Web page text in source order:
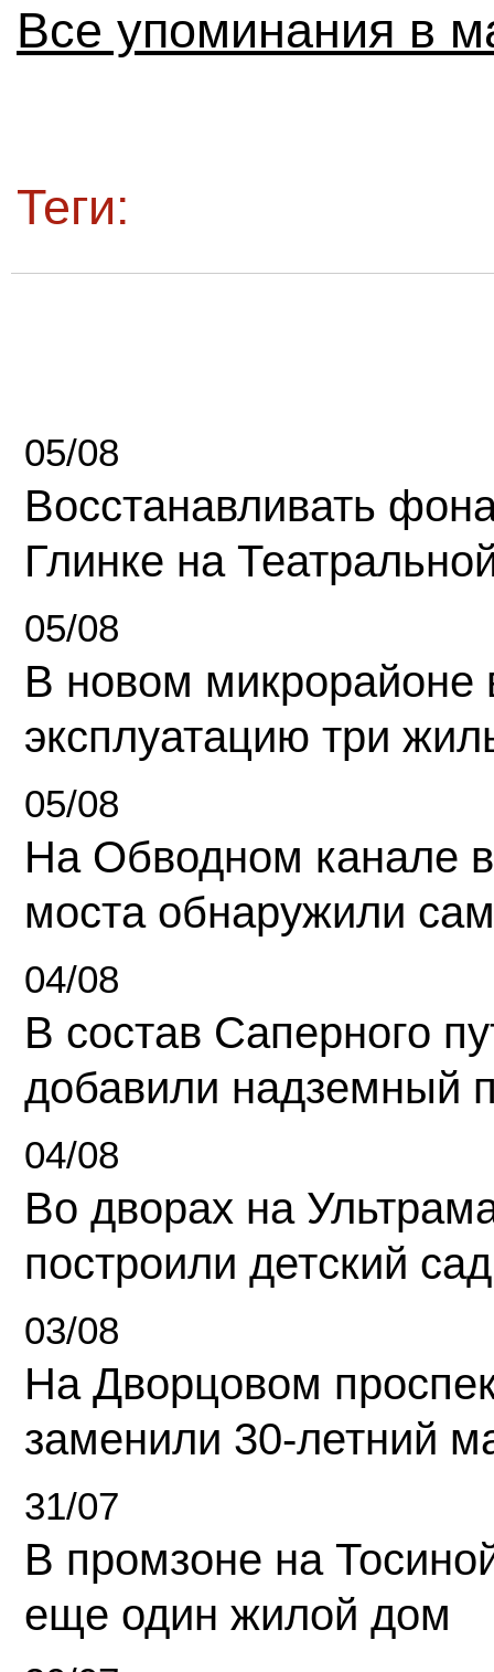
Все упоминания в
Теги:
05/08
Восстанавливать
Глинке на
05/08
В новом микрорайоне
эксплуатацию три
05/08
На Обводном канале
моста обнаружили
04/08
В состав Саперного
добавили надземный
04/08
Во дворах на
построили детский сад
03/08
На Дворцовом
заменили 30-летний
31/07
В промзоне на
еще один жилой дом